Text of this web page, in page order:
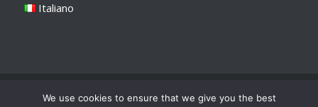
Italiano
Sei in: Corsi
Archivio 2015 02 Inverno
We use cookies to ensure that we give you the best